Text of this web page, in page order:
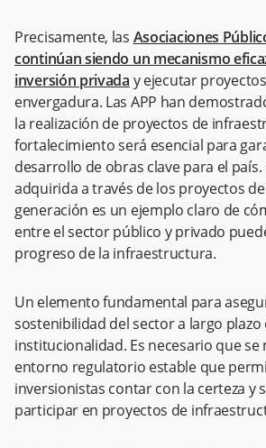
Precisamente, las Asociaciones
continúan siendo un mecanismo
inversión privada y ejecutar
envergadura. Las APP han
la realización de proyectos de
fortalecimiento será esencial para
desarrollo de obras clave para el país.
adquirida a través de los proyectos
generación es un ejemplo claro de
entre el sector público y privado
progreso de la infraestructura.
Un elemento fundamental para
sostenibilidad del sector a largo plazo
institucionalidad. Es necesario que se
entorno regulatorio estable que
inversionistas contar con la certeza y
participar en proyectos de